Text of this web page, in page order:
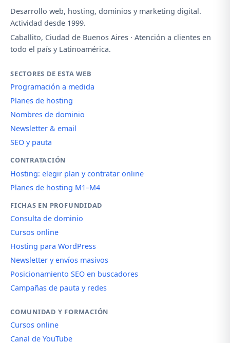
Desarrollo web, hosting, dominios y marketing digital.
Actividad desde 1999.
Caballito, Ciudad de Buenos Aires · Atención a clientes en
todo el país y Latinoamérica.
SECTORES DE ESTA WEB
Programación a medida
Planes de hosting
Nombres de dominio
Newsletter & email
SEO y pauta
CONTRATACIÓN
Hosting: elegir plan y contratar online
Planes de hosting M1–M4
FICHAS EN PROFUNDIDAD
Consulta de dominio
Cursos online
Hosting para WordPress
Newsletter y envíos masivos
Posicionamiento SEO en buscadores
Campañas de pauta y redes
COMUNIDAD Y FORMACIÓN
Cursos online
Canal de YouTube